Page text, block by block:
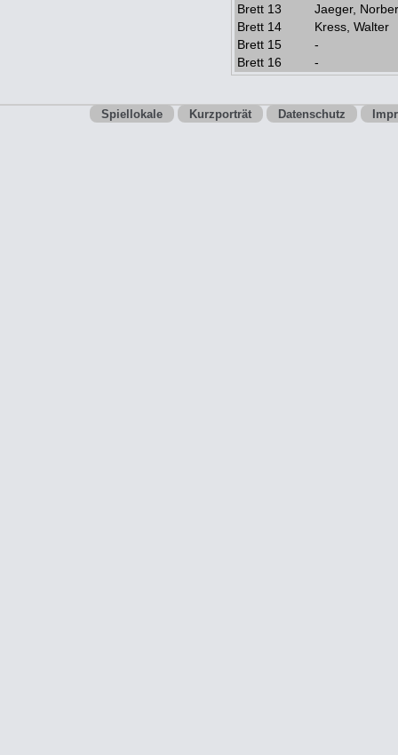
Brett 13
Jaeger,
Brett 14
Kress, Walter
Brett 15
-
Brett 16
-
Spiellokale Kurzporträt Datenschutz